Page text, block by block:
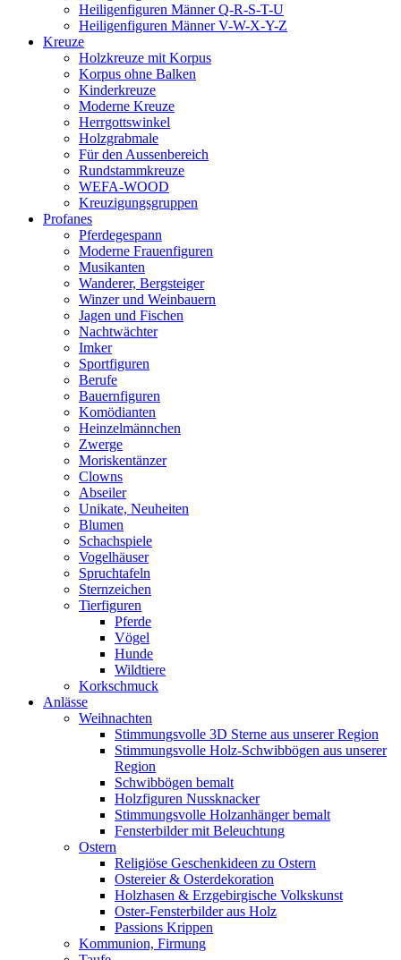
Heiligenfiguren Männer Q-R-S-T-U
Heiligenfiguren Männer V-W-X-Y-Z
Kreuze
Holzkreuze mit Korpus
Korpus ohne Balken
Kinderkreuze
Moderne Kreuze
Herrgottswinkel
Holzgrabmale
Für den Aussenbereich
Rundstammkreuze
WEFA-WOOD
Kreuzigungsgruppen
Profanes
Pferdegespann
Moderne Frauenfiguren
Musikanten
Wanderer, Bergsteiger
Winzer und Weinbauern
Jagen und Fischen
Nachtwächter
Imker
Sportfiguren
Berufe
Bauernfiguren
Komödianten
Heinzelmännchen
Zwerge
Moriskentänzer
Clowns
Abseiler
Unikate, Neuheiten
Blumen
Schachspiele
Vogelhäuser
Spruchtafeln
Sternzeichen
Tierfiguren
Pferde
Vögel
Hunde
Wildtiere
Korkschmuck
Anlässe
Weihnachten
Stimmungsvolle 3D Sterne aus unserer Region
Stimmungsvolle Holz-Schwibbögen aus unserer
Region
Schwibbögen bemalt
Holzfiguren Nussknacker
Stimmungsvolle Holzanhänger bemalt
Fensterbilder mit Beleuchtung
Ostern
Religiöse Geschenkideen zu Ostern
Ostereier & Osterdekoration
Holzhasen & Erzgebirgische Volkskunst
Oster-Fensterbilder aus Holz
Passions Krippen
Kommunion, Firmung